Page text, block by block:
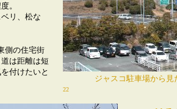
。
リ、松な
側の住宅街
は距離は短
付けたいと
ジャスコ駐車場から見
22